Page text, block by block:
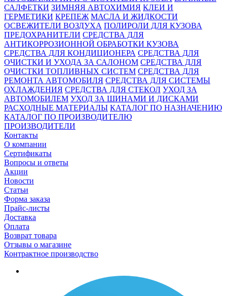
САЛФЕТКИ ЗИМНЯЯ АВТОХИМИЯ КЛЕИ И
ГЕРМЕТИКИ КРЕПЕЖ МАСЛА И ЖИДКОСТИ
ОСВЕЖИТЕЛИ ВОЗДУХА ПОЛИРОЛИ ДЛЯ КУЗОВА
ПРЕДОХРАНИТЕЛИ СРЕДСТВА ДЛЯ
АНТИКОРРОЗИОННОЙ ОБРАБОТКИ КУЗОВА
СРЕДСТВА ДЛЯ КОНДИЦИОНЕРА СРЕДСТВА ДЛЯ
ОЧИСТКИ И УХОДА ЗА САЛОНОМ СРЕДСТВА ДЛЯ
ОЧИСТКИ ТОПЛИВНЫХ СИСТЕМ СРЕДСТВА ДЛЯ
РЕМОНТА АВТОМОБИЛЯ СРЕДСТВА ДЛЯ СИСТЕМЫ
ОХЛАЖДЕНИЯ СРЕДСТВА ДЛЯ СТЕКОЛ УХОД ЗА
АВТОМОБИЛЕМ УХОД ЗА ШИНАМИ И ДИСКАМИ
РАСХОДНЫЕ МАТЕРИАЛЫ КАТАЛОГ ПО НАЗНАЧЕНИЮ
КАТАЛОГ ПО ПРОИЗВОДИТЕЛЮ
ПРОИЗВОДИТЕЛИ
Контакты
О компании
Сертификаты
Вопросы и ответы
Акции
Новости
Статьи
Форма заказа
Прайс-листы
Доставка
Оплата
Возврат товара
Отзывы о магазине
Контрактное производство